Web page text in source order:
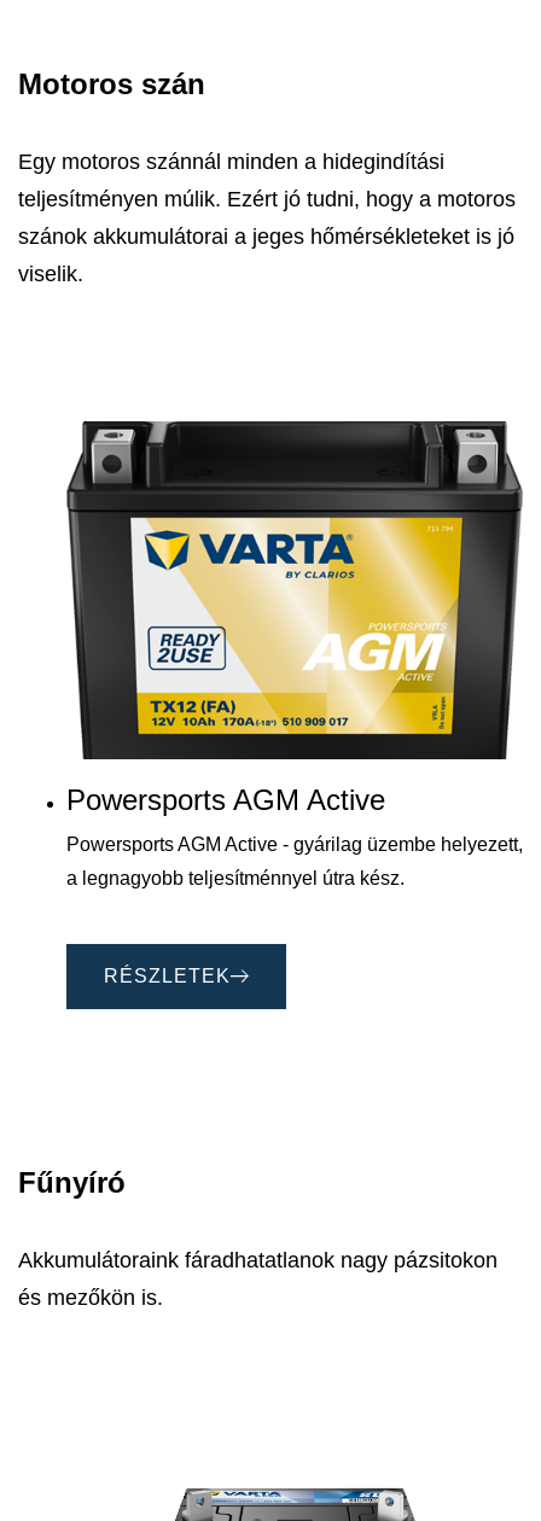
Motoros szán
Egy motoros szánnál minden a hidegindítási
teljesítményen múlik. Ezért jó tudni, hogy a motoros
szánok akkumulátorai a jeges hőmérsékleteket is jó
viselik.
Powersports AGM Active
Powersports AGM Active - gyárilag üzembe helyezett,
a legnagyobb teljesítménnyel útra kész.
RÉSZLETEK
Fűnyíró
Akkumulátoraink fáradhatatlanok nagy pázsitokon
és mezőkön is.